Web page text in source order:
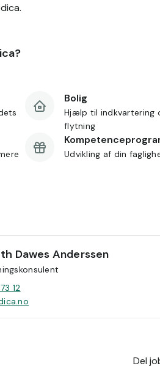
Bolig
Hjælp til indkvartering
flytning
Udvikling af din
Dawes Anderssen
12
Del